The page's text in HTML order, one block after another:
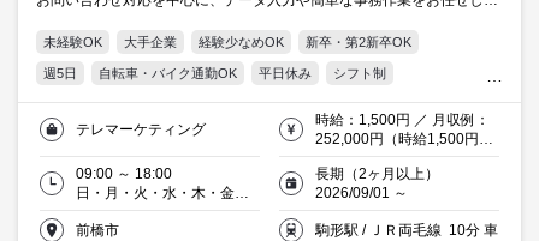
未経験OK 大手企業 経験少なめOK 新卒・第2新卒OK
週5日 自転車・バイク通勤OK 平日休み シフト制
オフィス禁煙・分煙 交通費支給 IT未経験OK 20代活躍中
30代活躍中 派遣社員就業中 流通・サービス
テレマーケティング
時給：1,500円 ／ 月収例：
252,000円（時給1,500円×
実働8時間×月21日）※交通
費別途支給（規定有）
09:00 ～ 18:00
日・月・火・水・木・金・
土／週5日以上(土･日含)／曜
日シフト
長期（2ヶ月以上）
2026/09/01 ～
前橋市 駒形駅 / ＪＲ両毛線 10分 車